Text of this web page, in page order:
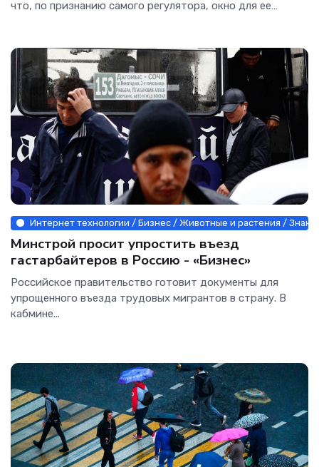
что, по признанию самого регулятора, окно для ее
А
Интернет технологии / Бизнес / Животные и растения /
Минстрой просит упростить въезд
гастарбайтеров в Россию - «Бизнес»
Российское правительство готовит документы для
упрощенного въезда трудовых мигрантов в страну. В
кабмине...